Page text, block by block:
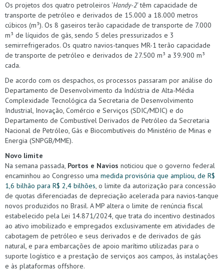
Os projetos dos quatro petroleiros ‘Handy-2‘ têm capacidade de
transporte de petróleo e derivados de 15.000 a 18.000 metros
cúbicos (m³). Os 8 gaseiros terão capacidade de transporte de 7.000
m³ de líquidos de gás, sendo 5 deles pressurizados e 3
semirrefrigerados. Os quatro navios-tanques MR-1 terão capacidade
de transporte de petróleo e derivados de 27.500 m³ a 39.900 m³
cada.
De acordo com os despachos, os processos passaram por análise do
Departamento de Desenvolvimento da Indústria de Alta-Média
Complexidade Tecnológica da Secretaria de Desenvolvimento
Industrial, Inovação, Comércio e Serviços (SDIC/MDIC) e do
Departamento de Combustível Derivados de Petróleo da Secretaria
Nacional de Petróleo, Gás e Biocombutíveis do Ministério de Minas e
Energia (SNPGB/MME).
Novo limite
Na semana passada, Portos e Navios noticiou que o governo federal
encaminhou ao Congresso uma medida provisória que ampliou, de R$
1,6 bilhão para R$ 2,4 bilhões, o limite da autorização para concessão
de quotas diferenciadas de depreciação acelerada para navios-tanque
novos produzidos no Brasil. A MP altera o limite de renúncia fiscal
estabelecido pela Lei 14.871/2024, que trata do incentivo destinados
ao ativo imobilizado e empregados exclusivamente em atividades de
cabotagem de petróleo e seus derivados e de derivados de gás
natural, e para embarcações de apoio marítimo utilizadas para o
suporte logístico e a prestação de serviços aos campos, às instalações
e às plataformas offshore.